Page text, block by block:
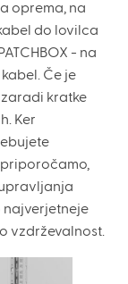
oprema, na
do lovilca
- na
Če je
zaradi kratke
Ker
najverjetneje
vzdrževalnost.